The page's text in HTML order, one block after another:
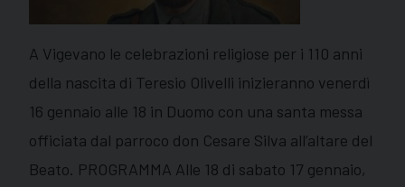
A Vigevano le celebrazioni religiose per i 110 anni
della nascita di Teresio Olivelli inizieranno venerdì
16 gennaio alle 18 in Duomo con una santa messa
officiata dal parroco don Cesare Silva all’altare del
Beato. PROGRAMMA Alle 18 di sabato 17 gennaio,